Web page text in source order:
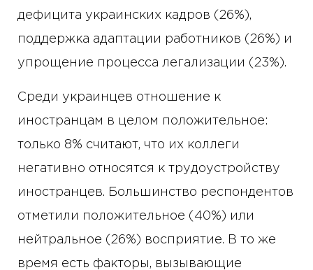
дефицита украинских кадров (26%),
поддержка адаптации работников (26%) и
упрощение процесса легализации (23%).
Среди украинцев отношение к
иностранцам в целом положительное:
только 8% считают, что их коллеги
негативно относятся к трудоустройству
иностранцев. Большинство респондентов
отметили положительное (40%) или
нейтральное (26%) восприятие. В то же
время есть факторы, вызывающие